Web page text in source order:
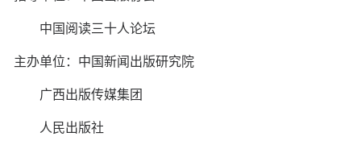
中国阅读三十人论坛
主办单位：中国新闻出版研究院
广西出版传媒集团
人民出版社